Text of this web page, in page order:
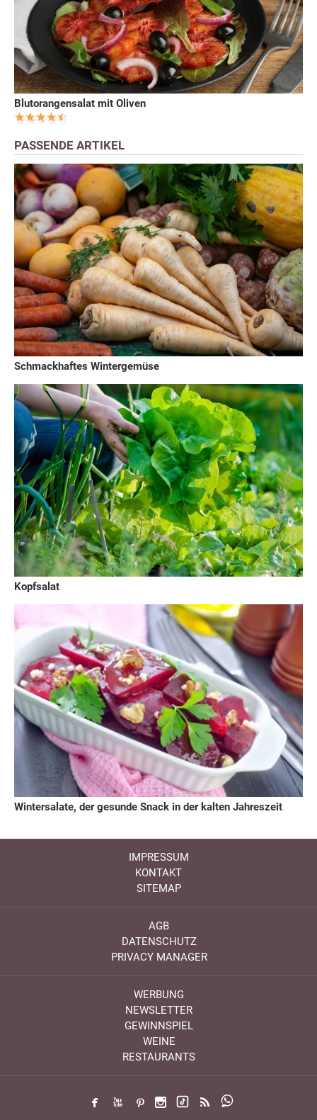
Blutorangensalat mit Oliven
PASSENDE ARTIKEL
Schmackhaftes Wintergemüse
Kopfsalat
Wintersalate, der gesunde Snack in der kalten Jahreszeit
IMPRESSUM
KONTAKT
SITEMAP
AGB
DATENSCHUTZ
PRIVACY MANAGER
WERBUNG
NEWSLETTER
GEWINNSPIEL
WEINE
RESTAURANTS